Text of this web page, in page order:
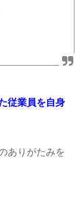
従業員を自身
ありがたみを